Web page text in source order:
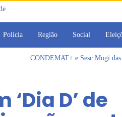
Polícia Região Social
CONDEMAT+ e Sesc Mogi
Arujá promove 2º encontro da
Com estratégias reforçadas de
Vereadores Mirins iniciam
D’ de